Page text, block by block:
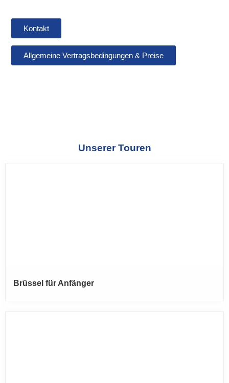
Kontakt
Allgemeine Vertragsbedingungen & Preise
Unserer Touren
Brüssel für Anfänger